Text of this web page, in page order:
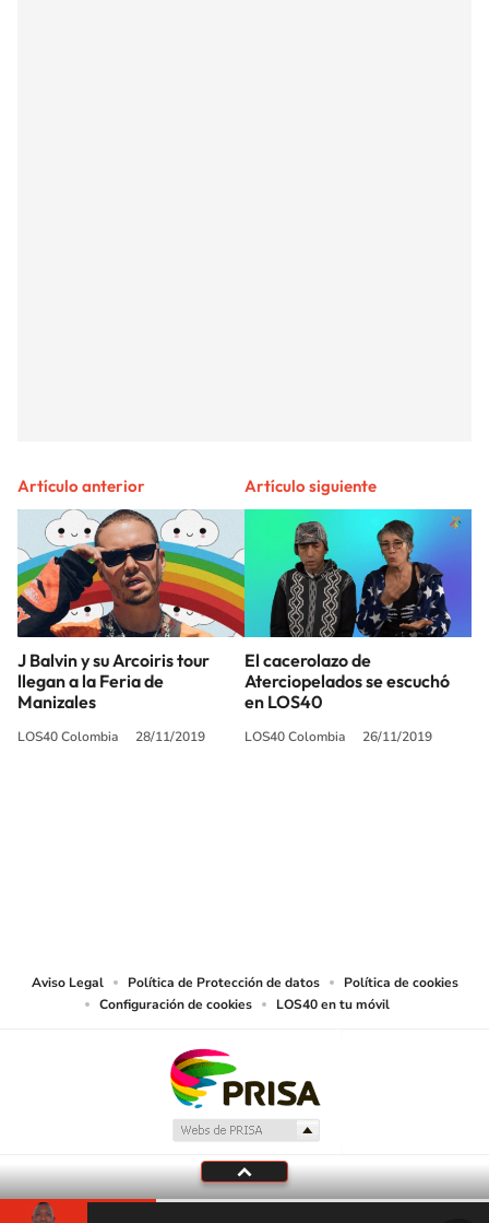
Artículo anterior
J Balvin y su Arcoiris tour
llegan a la Feria de
Manizales
LOS40 Colombia 28/11/2019
Artículo siguiente
El cacerolazo de
Aterciopelados se escuchó
en LOS40
LOS40 Colombia 26/11/2019
Aviso Legal Política de Protección de datos
Política de cookies
Configuración de cookies
LOS40 en tu móvil